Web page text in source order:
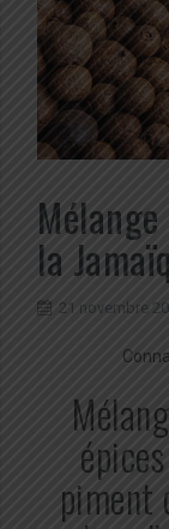
la
21 novembre
piment